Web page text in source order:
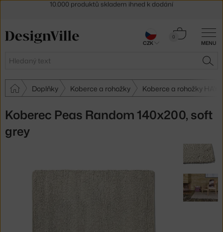
MENU
Hledat
0
Košík
Doplňky Koberce a rohožky Koberce a rohožky HAY
Koberec Peas Random 140x200, soft
grey
30 dní na vrácení zboží
CZK